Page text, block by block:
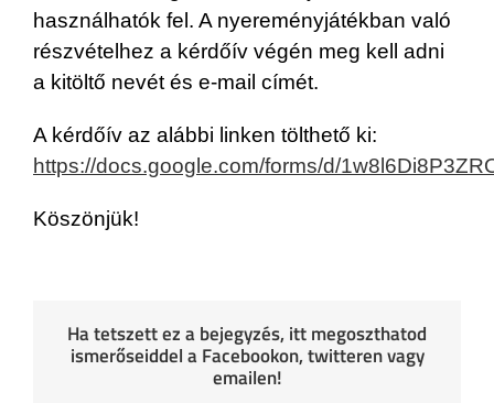
használhatók fel. A nyereményjátékban való
részvételhez a kérdőív végén meg kell adni
a kitöltő nevét és e-mail címét.
A kérdőív az alábbi linken tölthető ki:
https://docs.google.com/forms/d/
Köszönjük!
Ha tetszett ez a bejegyzés, itt megoszthatod
ismerőseiddel a Facebookon, twitteren vagy
emailen!